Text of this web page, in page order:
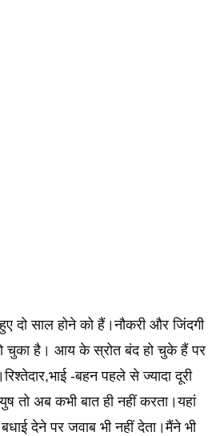
दो साल होने को हैं।नौकरी और जिंदगी
चुका है। आय के स्रोत बंद हो चुके हैं पर
-बहन पहले से ज्यादा दूरी
तो अब कभी बात ही नहीं करता।यहां
देने पर जवाब भी नहीं देता।मैंने भी